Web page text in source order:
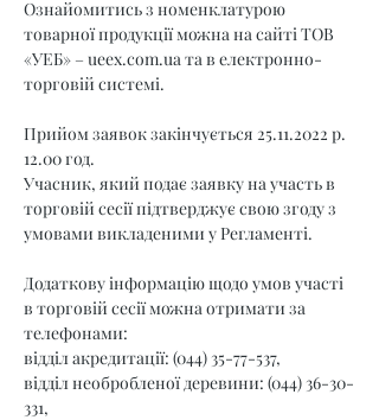
Ознайомитись з номенклатурою
товарної продукції можна на сайті ТОВ
«УЕБ» – ueex.com.ua та в електронно-
торговій системі.
Прийом заявок закінчується 25.11.2022 р.
12.00 год.
Учасник, який подає заявку на участь в
торговій сесії підтверджує свою згоду з
умовами викладеними у Регламенті.
Додаткову інформацію щодо умов участі
в торговій сесії можна отримати за
телефонами:
відділ акредитації: (044) 35-77-537,
відділ необробленої деревини: (044) 36-30-
331,